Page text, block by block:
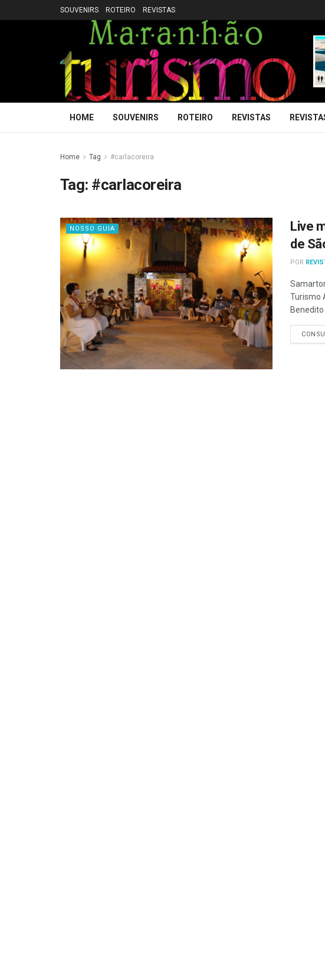
SOUVENIRS ROTEIRO REVISTAS
HOME SOUVENIRS ROTEIRO REVISTAS
Home Tag #carlacoreira
Tag: #carlacoreira
NOSSO GUIA
Live
de
POR
Turismo
Benedito